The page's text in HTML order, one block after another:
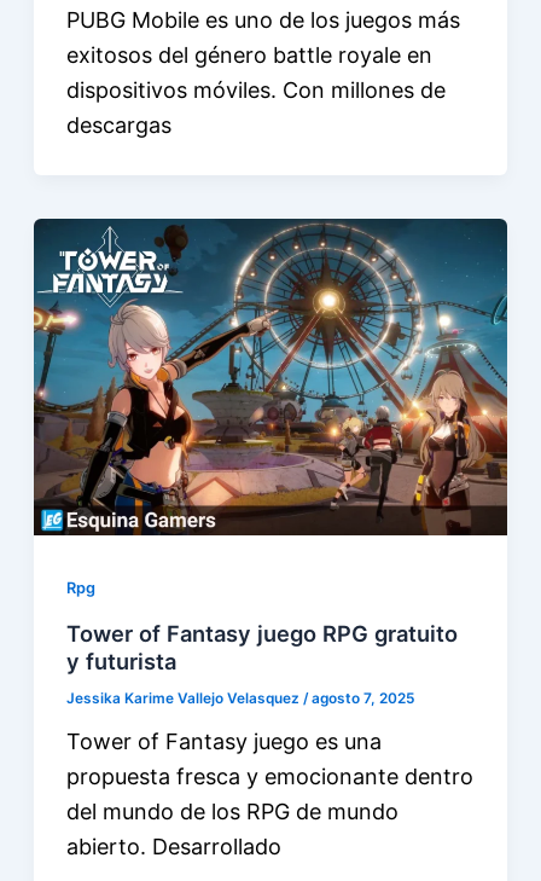
PUBG Mobile es uno de los juegos más
exitosos del género battle royale en
dispositivos móviles. Con millones de
descargas
Rpg
Tower of Fantasy juego RPG gratuito
y futurista
Jessika Karime Vallejo Velasquez /agosto 7, 2025
Tower of Fantasy juego es una
propuesta fresca y emocionante dentro
del mundo de los RPG de mundo
abierto. Desarrollado